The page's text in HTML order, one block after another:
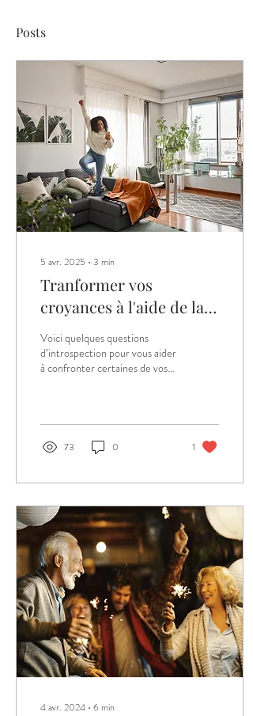
Posts
5 avr. 2025 ∙ 3 min
Tranformer vos
croyances à l'aide de la
programmation
neurolinguistique pour
une vie plus alignée
Voici quelques questions
d’introspection pour vous aider
à confronter certaines de vos
73 0 1
4 avr. 2024 ∙ 6 min